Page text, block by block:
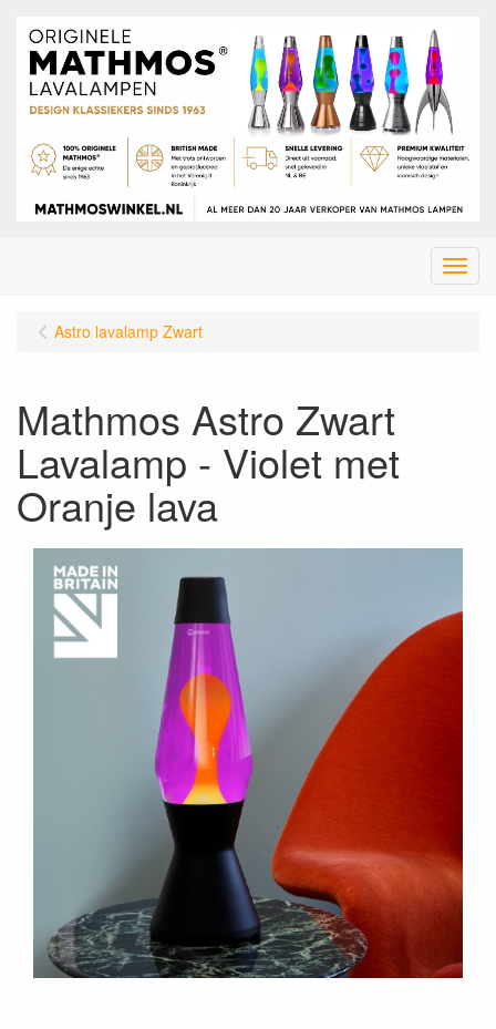
Menu
Astro lavalamp Zwart
Mathmos Astro Zwart
Lavalamp - Violet met
Oranje lava